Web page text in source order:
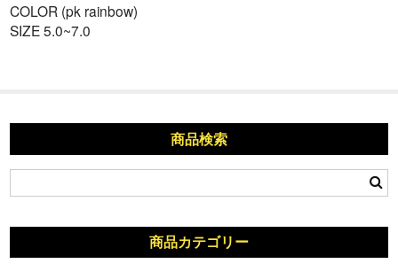
COLOR (pk rainbow)
SIZE 5.0~7.0
商品検索
商品カテゴリー